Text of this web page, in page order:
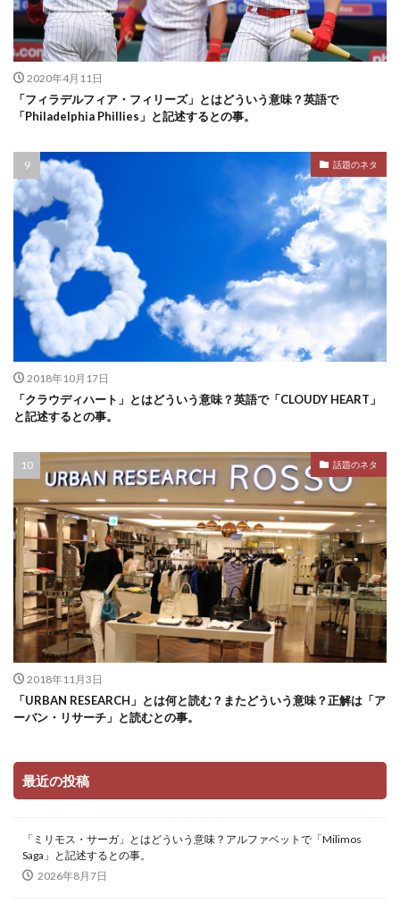
2020年4月11日
「フィラデルフィア・フィリーズ」とはどういう意味？英語で
「Philadelphia Phillies」と記述するとの事。
話題のネタ
2018年10月17日
「クラウディハート」とはどういう意味？英語で「CLOUDY HEART」
と記述するとの事。
話題のネタ
2018年11月3日
「URBAN RESEARCH」とは何と読む？またどういう意味？正解は「ア
ーバン・リサーチ」と読むとの事。
最近の投稿
「ミリモス・サーガ」とはどういう意味？アルファベットで「Milimos
Saga」と記述するとの事。
2026年8月7日